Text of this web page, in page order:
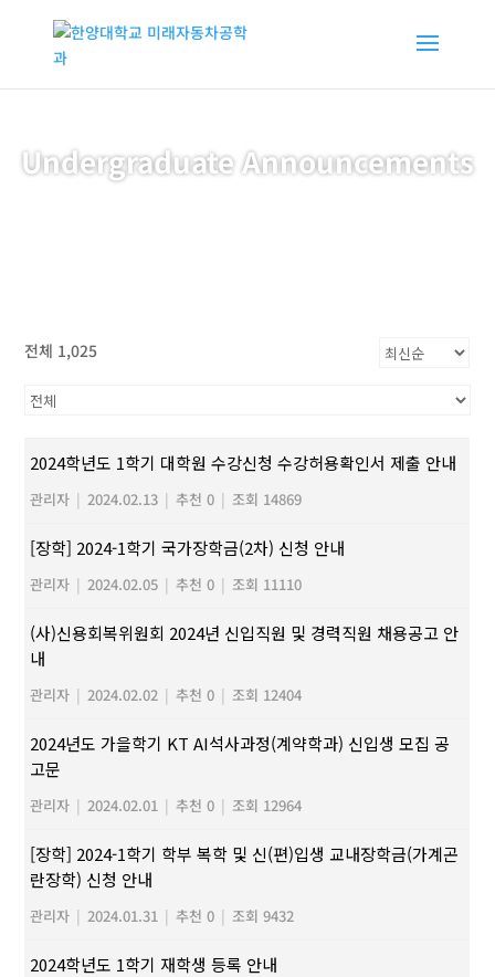
Undergraduate Announcements
전체 1,025
2024학년도 1학기 대학원 수강신청 수강허용확인서 제출 안내
관리자 | 2024.02.13 | 추천 0 | 조회 14869
[장학] 2024-1학기 국가장학금(2차) 신청 안내
관리자 | 2024.02.05 | 추천 0 | 조회 11110
(사)신용회복위원회 2024년 신입직원 및 경력직원 채용공고 안
내
관리자 | 2024.02.02 | 추천 0 | 조회 12404
2024년도 가을학기 KT AI석사과정(계약학과) 신입생 모집 공
고문
관리자 | 2024.02.01 | 추천 0 | 조회 12964
[장학] 2024-1학기 학부 복학 및 신(편)입생 교내장학금(가계곤
란장학) 신청 안내
관리자 | 2024.01.31 | 추천 0 | 조회 9432
2024학년도 1학기 재학생 등록 안내